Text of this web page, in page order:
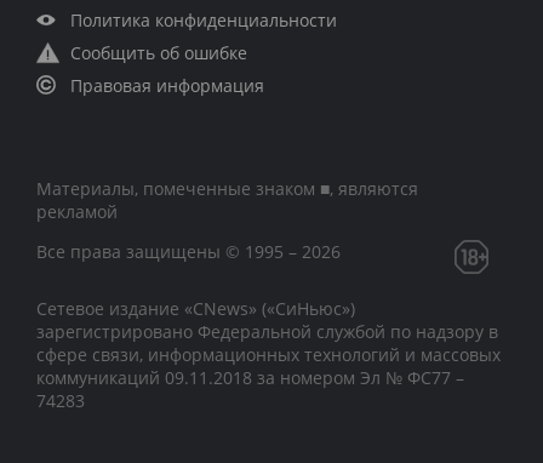
Политика конфиденциальности
Сообщить об ошибке
Правовая информация
Материалы, помеченные знаком ■, являются
рекламой
Все права защищены © 1995 – 2026
Сетевое издание «CNews» («СиНьюс»)
зарегистрировано Федеральной службой по надзору в
сфере связи, информационных технологий и массовых
коммуникаций 09.11.2018 за номером Эл № ФС77 –
74283